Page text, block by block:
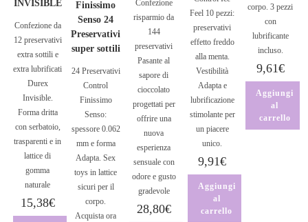
INVISIBLE
Confezione da
12 preservativi
extra sottili e
extra lubrificati
Durex
Invisible.
Forma dritta
con serbatoio,
trasparenti e in
lattice di
gomma
naturale
15,38€
Finissimo
Senso 24
Preservativi
super sottili
24 Preservativi
Control
Finissimo
Senso:
spessore 0.062
mm e forma
Adapta. Sex
toys in lattice
sicuri per il
corpo.
Acquista ora
Confezione
risparmio da
144
preservativi
Pasante al
sapore di
cioccolato
progettati per
offrire una
nuova
esperienza
sensuale con
odore e gusto
gradevole
28,80€
Feel 10 pezzi:
preservativi
effetto freddo
alla menta.
Vestibilità
Adapta e
lubrificazione
stimolante per
un piacere
unico.
9,91€
Aggiungi
al
carrello
corpo. 3 pezzi
con
lubrificante
incluso.
9,61€
Aggiungi
al
carrello